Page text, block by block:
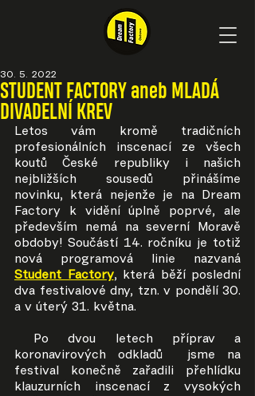
STUDENT FACTORY aneb MLADÁ
DIVADELNÍ KREV
30. 5. 2022
Letos vám kromě tradičních
profesionálních inscenací ze všech
koutů České republiky i našich
nejbližších sousedů přinášíme
novinku, která nejenže je na Dream
Factory k vidění úplně poprvé, ale
především nemá na severní Moravě
obdoby! Součástí 14. ročníku je totiž
Student Factory, která běží poslední
dva festivalové dny, tzn. v pondělí 30.
a v úterý 31. května.
koronavirových odkladů  jsme na
festival konečně zařadili přehlídku
klauzurních inscenací z vysokých